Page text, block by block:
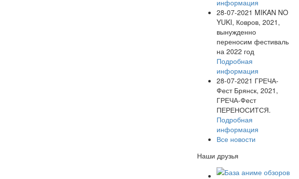
информация
28-07-2021 MIKAN NO
YUKI, Ковров, 2021,
вынужденно
переносим фестиваль
на 2022 год
Подробная
информация
28-07-2021 ГРЕЧА-
Фест Брянск, 2021,
ГРЕЧА-Фест
ПЕРЕНОСИТСЯ.
Подробная
информация
Все новости
Наши друзья